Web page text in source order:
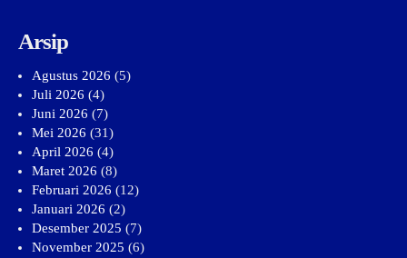
Arsip
Agustus 2026 (5)
Juli 2026 (4)
Juni 2026 (7)
Mei 2026 (31)
April 2026 (4)
Maret 2026 (8)
Februari 2026 (12)
Januari 2026 (2)
Desember 2025 (7)
November 2025 (6)